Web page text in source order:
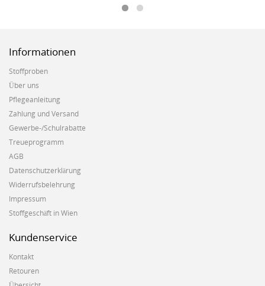
Informationen
Stoffproben
Über uns
Pflegeanleitung
Zahlung und Versand
Gewerbe-/Schulrabatte
Treueprogramm
AGB
Datenschutzerklärung
Widerrufsbelehrung
Impressum
Stoffgeschäft in Wien
Kundenservice
Kontakt
Retouren